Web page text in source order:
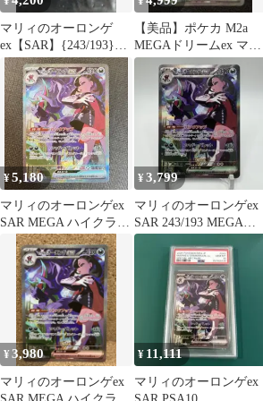
マリィのオーロンゲ
ex【SAR】{243/193}
[M2a] メガドリームex
【美品】ポケカ M2a
MEGAドリームex マリ
ィのオーロンゲex SAR
¥5,180
マリィのオーロンゲex
SAR MEGA ハイクラス
パック MEGAドリーム
e…
¥3,799
マリィのオーロンゲex
SAR 243/193 MEGAド
リームex
¥3,980
マリィのオーロンゲex
¥ 11,111
マリィのオーロンゲex